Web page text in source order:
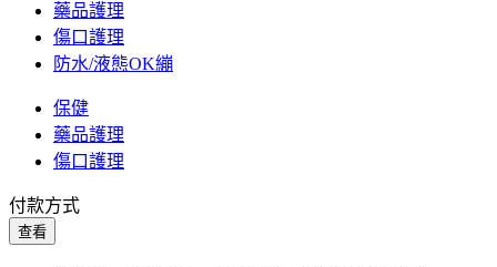
藥品護理
傷口護理
防水/液態OK繃
保健
藥品護理
傷口護理
付款方式
查看